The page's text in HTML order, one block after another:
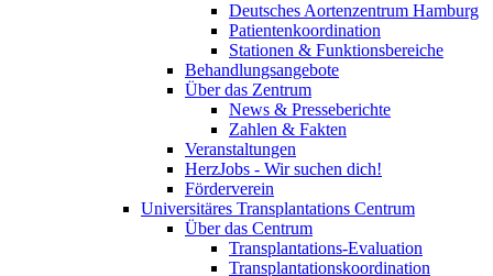
Deutsches Aortenzentrum Hamburg
Patientenkoordination
Stationen & Funktionsbereiche
Behandlungsangebote
Über das Zentrum
News & Presseberichte
Zahlen & Fakten
Veranstaltungen
HerzJobs - Wir suchen dich!
Förderverein
Universitäres Transplantations Centrum
Über das Centrum
Transplantations-Evaluation
Transplantationskoordination